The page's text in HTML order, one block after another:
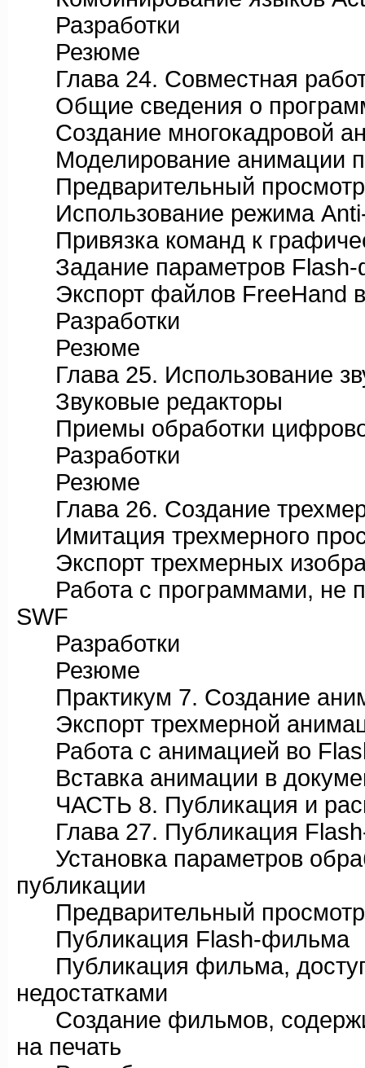
Разработки
Резюме
Глава 24. Совместная
Общие сведения о
Создание многокадровой
Моделирование анимации
Предварительный просмотр
Использование режима
Привязка команд к
Задание параметров Flash-
Экспорт файлов FreeHand
Разработки
Резюме
Глава 25. Использование
Звуковые редакторы
Приемы обработки
Разработки
Резюме
Глава 26. Создание
Имитация трехмерного
Экспорт трехмерных
Работа с программами, не
SWF
Разработки
Резюме
Практикум 7. Создание
Экспорт трехмерной
Работа с анимацией во
Вставка анимации в
ЧАСТЬ 8. Публикация и
Глава 27. Публикация
Установка параметров
публикации
Предварительный
Публикация Flash-фильма
Публикация фильма,
недостатками
Создание фильмов,
на печать